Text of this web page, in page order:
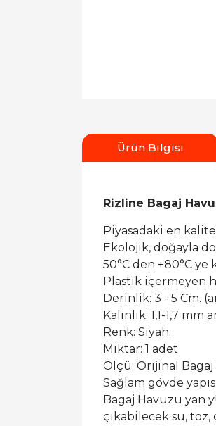
Ürün Bilgisi
Rizline Bagaj
Piyasadaki en
Ekolojik, doğayla
50°C den +80°C
Plastik içermeyen
Derinlik: 3 - 5 Cm.
Kalınlık: 1,1-1,7 mm
Renk: Siyah.
Miktar: 1 adet
Ölçü: Orijinal Bagaj
Sağlam gövde
Bagaj Havuzu yan
çıkabilecek su,